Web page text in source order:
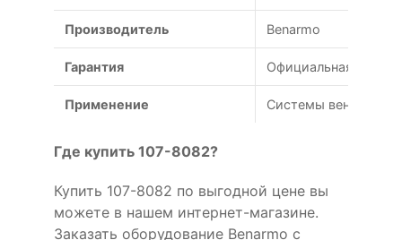
Производитель Benarmo
Гарантия Официальная
Применение Системы
Где купить 107-8082?
Купить 107-8082 по выгодной цене вы
можете в нашем интернет-магазине.
Заказать оборудование Benarmo с